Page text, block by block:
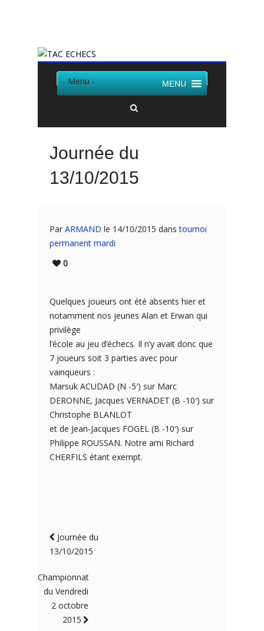
- Menu - MENU
Journée du
13/10/2015
Par ARMAND le 14/10/2015 danstournoi
permanent mardi
0
Quelques joueurs ont été absents hier et
notamment nos jeunes Alan et Erwan qui
privilège
l’école au jeu d’échecs. Il n’y avait donc que
7 joueurs soit 3 parties avec pour
vainqueurs :
Marsuk ACUDAD (N -5′) sur Marc
DERONNE, Jacques VERNADET (B -10′) sur
Christophe BLANLOT
et de Jean-Jacques FOGEL (B -10′) sur
Philippe ROUSSAN. Notre ami Richard
CHERFILS étant exempt.
Journée du
13/10/2015
Championnat
du Vendredi
2 octobre
2015